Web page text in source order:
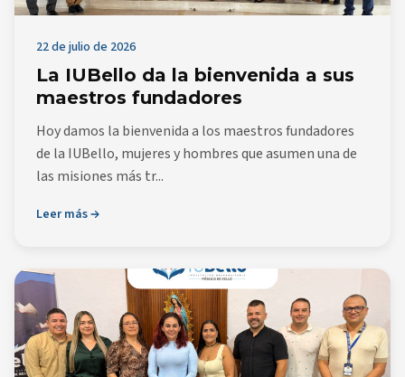
22 de julio de 2026
La IUBello da la bienvenida a sus
maestros fundadores
Hoy damos la bienvenida a los maestros fundadores
de la IUBello, mujeres y hombres que asumen una de
las misiones más tr...
Leer más